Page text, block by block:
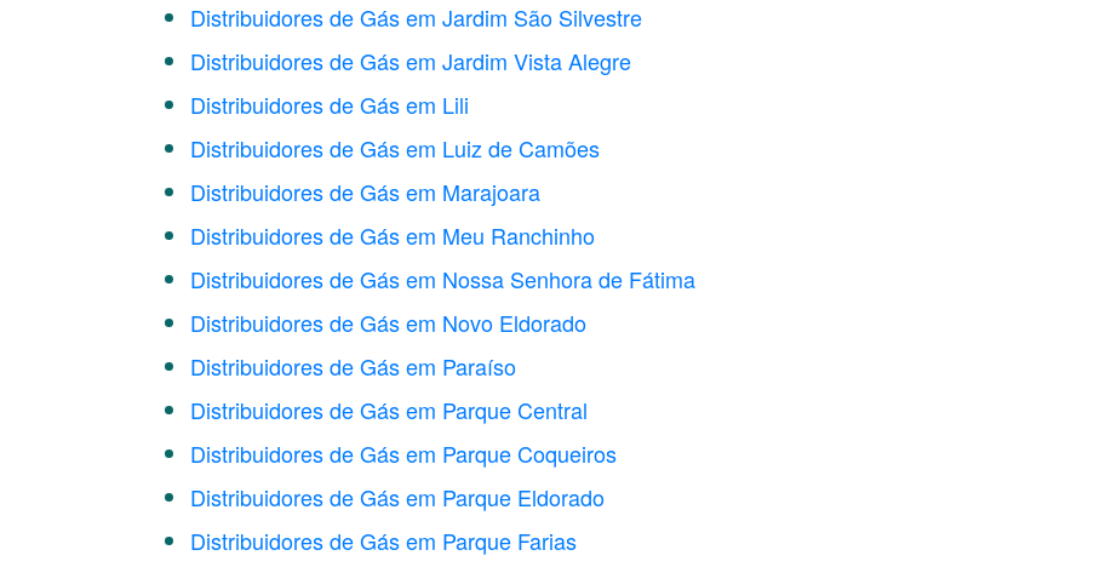
Distribuidores de Gás em Jardim São Silvestre
Distribuidores de Gás em Jardim Vista Alegre
Distribuidores de Gás em Lili
Distribuidores de Gás em Luiz de Camões
Distribuidores de Gás em Marajoara
Distribuidores de Gás em Meu Ranchinho
Distribuidores de Gás em Nossa Senhora de Fátima
Distribuidores de Gás em Novo Eldorado
Distribuidores de Gás em Paraíso
Distribuidores de Gás em Parque Central
Distribuidores de Gás em Parque Coqueiros
Distribuidores de Gás em Parque Eldorado
Distribuidores de Gás em Parque Farias